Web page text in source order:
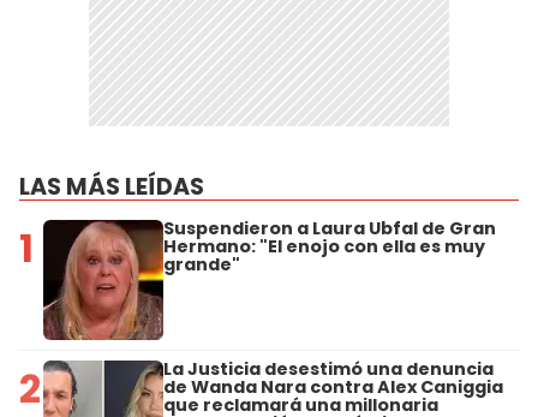
LAS MÁS LEÍDAS
1 Suspendieron a Laura Ubfal de Gran
Hermano: "El enojo con ella es muy
grande"
2 La Justicia desestimó una denuncia
de Wanda Nara contra Alex Caniggia
que reclamará una millonaria